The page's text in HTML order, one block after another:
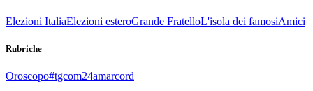
Elezioni ItaliaElezioni esteroGrande FratelloL'isola dei famosiAmici
Rubriche
Oroscopo#tgcom24amarcord